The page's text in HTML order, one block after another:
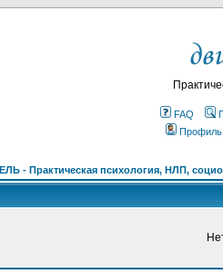
FAQ
Профиль
- Практическая психология, НЛП,